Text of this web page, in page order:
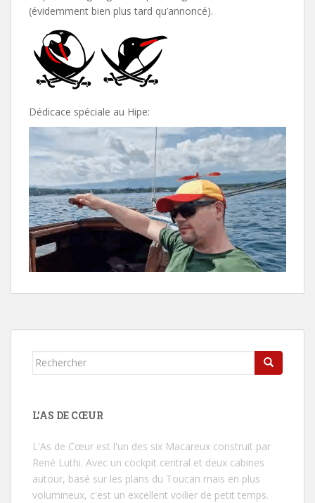
(évidemment bien plus tard qu’annoncé).
Dédicace spéciale au Hipe:
Rechercher...
L’AS DE CŒUR
L'As de Cœur est l'un des six Macareux construit par
René Luthi. Avec un cockpit central et deux cabines
autour, basé sur les plans du Toucan mais en plus
volumineux, c'est un excellent voilier de petit temps.